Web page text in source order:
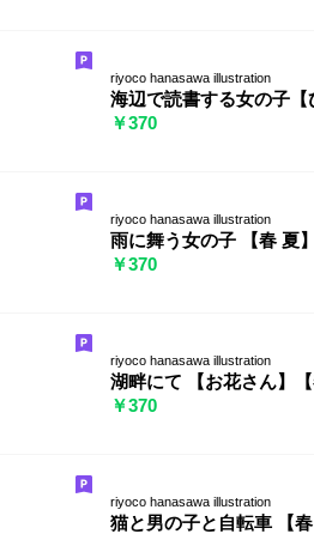
riyoco hanasawa illustration
海辺で読書する女の子【
￥370
riyoco hanasawa illustration
雨に舞う女の子 【春 夏】
￥370
riyoco hanasawa illustration
湖畔にて 【お花さん】【
￥370
riyoco hanasawa illustration
猫と男の子と自転車 【春